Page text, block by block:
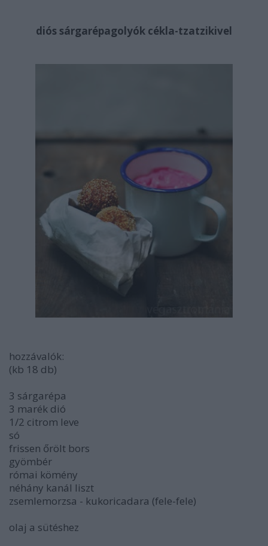
diós sárgarépagolyók cékla-tzatzikivel
hozzávalók:
(kb 18 db)
3 sárgarépa
3 marék dió
1/2 citrom leve
só
frissen őrölt bors
gyömbér
római kömény
néhány kanál liszt
zsemlemorzsa - kukoricadara (fele-fele)
olaj a sütéshez